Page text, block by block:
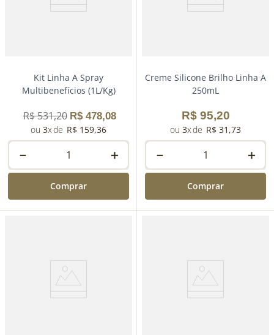
Kit Linha A Spray
Multibenefícios (1L/Kg)
R$531,20 R$ 478,08
3
R$ 159,36
＋
－
Comprar
Creme Silicone Brilho Linha A
250mL
R$ 95,20
3 R$ 31 ,73
＋
－
Comprar